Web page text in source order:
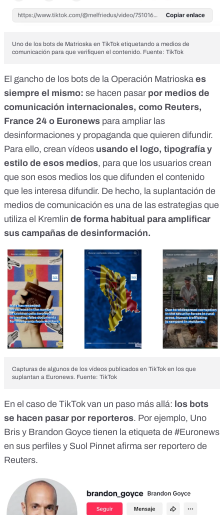
Uno de los bots de Matrioska en TikTok etiquetando a medios de
comunicación para que verifiquen el contenido. Fuente: TikTok
El gancho de los bots de la Operación Matrioska es
siempre el mismo: se hacen pasar por medios de
comunicación internacionales, como Reuters,
France 24 o Euronews para ampliar las
desinformaciones y propaganda que quieren difundir.
Para ello, crean vídeos usando el logo, tipografía y
estilo de esos medios, para que los usuarios crean
que son esos medios los que difunden el contenido
que les interesa difundir. De hecho, la suplantación de
medios de comunicación es una de las estrategias que
utiliza el Kremlin de forma habitual para amplificar
sus campañas de desinformación.
Capturas de algunos de los vídeos publicados en TikTok en los que
suplantan a Euronews. Fuente: TikTok
En el caso de TikTok van un paso más allá: los bots
se hacen pasar por reporteros. Por ejemplo, Uno
Bris y Brandon Goyce tienen la etiqueta de #Euronews
en sus perfiles y Suol Pinnet afirma ser reportero de
Reuters.